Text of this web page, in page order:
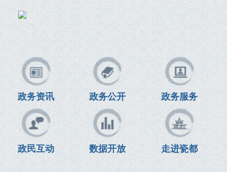
政务资讯 政务公开 政务服务
政民互动 数据开放 走进瓷都